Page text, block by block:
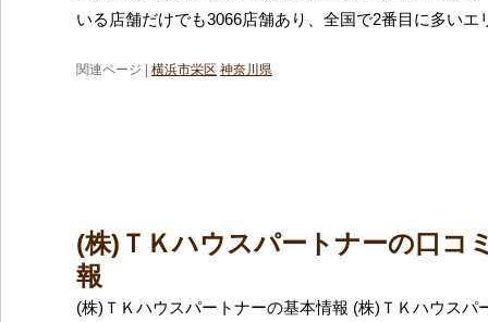
いる店舗だけでも3066店舗あり、全国で2番目に多いエ
関連ページ | 横浜市栄区 神奈川県
(株)ＴＫハウスパートナーの口コ
報
(株)ＴＫハウスパートナーの基本情報 (株)ＴＫハウスパ